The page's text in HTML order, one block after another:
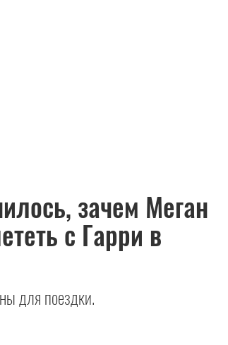
зачем Меган
с Гарри в
для поездки.